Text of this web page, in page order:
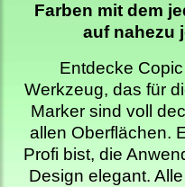
Farben mit dem
auf nahezu
Entdecke
Werkzeug, das für
Marker sind voll
allen Oberflächen.
Profi bist, die
Design elegant.